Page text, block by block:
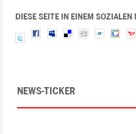
DIESE SEITE IN EINEM SOZIALEN
NEWS-TICKER